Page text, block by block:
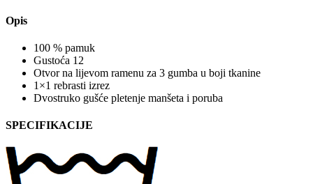
Opis
100 % pamuk
Gustoća 12
Otvor na lijevom ramenu za 3 gumba u boji tkanine
1×1 rebrasti izrez
Dvostruko gušće pletenje manšeta i poruba
SPECIFIKACIJE